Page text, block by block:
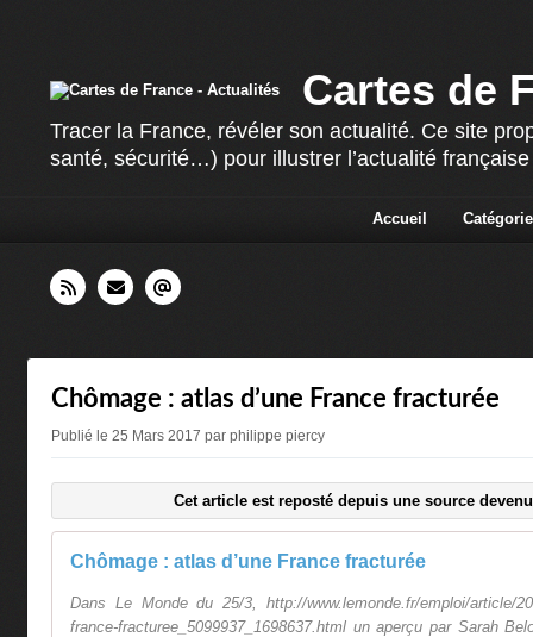
Cartes de
Tracer la France, révéler son actualité. Ce site
santé, sécurité…) pour illustrer l’actualité
Accueil
Chômage : atlas d’une France fracturée
Publié le 25 Mars 2017 par philippe piercy
Cet article est reposté depuis une source
Chômage : atlas d’une France fracturée
Dans Le Monde du 25/3, http://www.lemonde.fr/emploi/article/
france-fracturee_5099937_1698637.html un aperçu par Sarah